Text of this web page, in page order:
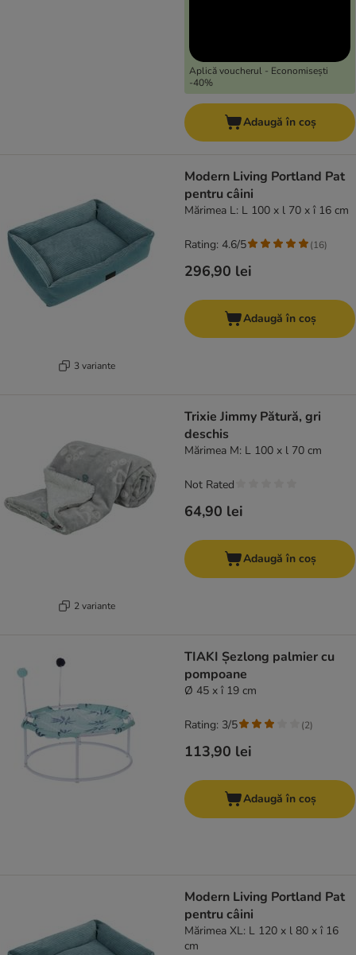
Aplică voucherul - Economisești
-40%
Adaugă în coș
3 variante
Modern Living Portland Pat
pentru câini
Mărimea L: L 100 x l 70 x î 16 cm
296,90 lei
Rating: 4.6/5 (16)
Adaugă în coș
2 variante
Trixie Jimmy Pătură, gri
deschis
Mărimea M: L 100 x l 70 cm
64,90 lei
Not Rated
Adaugă în coș
TIAKI Șezlong palmier cu
pompoane
Ø 45 x î 19 cm
113,90 lei
Rating: 3/5 (2)
Adaugă în coș
Modern Living Portland Pat
pentru câini
Mărimea XL: L 120 x l 80 x î 16
cm